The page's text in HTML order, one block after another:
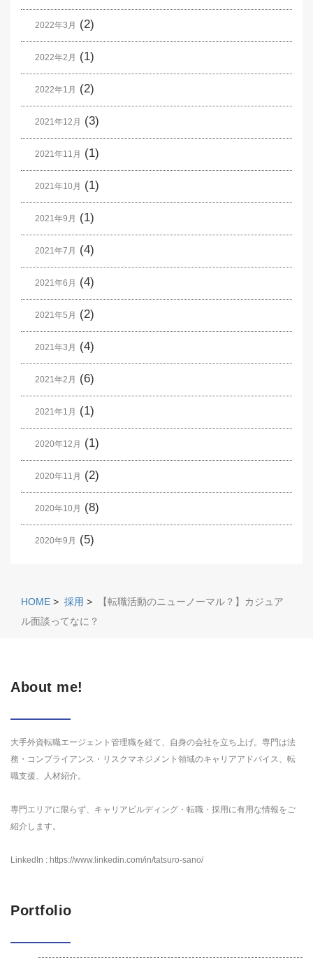
2022年3月 (2)
2022年2月 (1)
2022年1月 (2)
2021年12月 (3)
2021年11月 (1)
2021年10月 (1)
2021年9月 (1)
2021年7月 (4)
2021年6月 (4)
2021年5月 (2)
2021年3月 (4)
2021年2月 (6)
2021年1月 (1)
2020年12月 (1)
2020年11月 (2)
2020年10月 (8)
2020年9月 (5)
HOME > 採用 >
【転職活動のニューノーマル？】カジュア
ル面談ってなに？
About me!
大手外資転職エージェント管理職を経て、自身の会社を立ち上げ。専門は法
務・コンプライアンス・リスクマネジメント領域のキャリアアドバイス、転
職支援、人材紹介。
専門エリアに限らず、キャリアビルディング・転職・採用に有用な情報をご
紹介します。
LinkedIn : https://www.linkedin.com/in/tatsuro-sano/
Portfolio